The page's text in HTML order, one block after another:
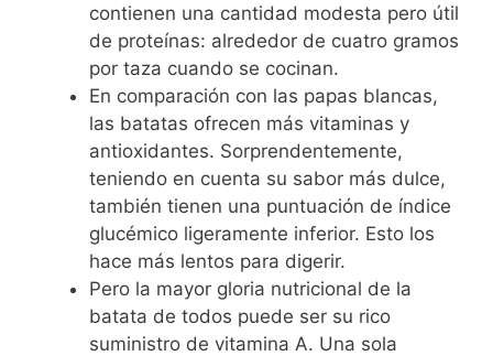
contienen una cantidad modesta pero útil
de proteínas: alrededor de cuatro gramos
por taza cuando se cocinan.
En comparación con las papas blancas,
las batatas ofrecen más vitaminas y
antioxidantes. Sorprendentemente,
teniendo en cuenta su sabor más dulce,
también tienen una puntuación de índice
glucémico ligeramente inferior. Esto los
hace más lentos para digerir.
Pero la mayor gloria nutricional de la
batata de todos puede ser su rico
suministro de vitamina A. Una sola